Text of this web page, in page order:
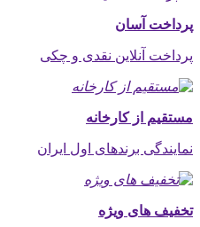
پرداخت آسان
پرداخت آنلاین نقدی و چکی
مستقیم از کارخانه
نمایندگی برندهای اول ایران
تخفیف های ویژه